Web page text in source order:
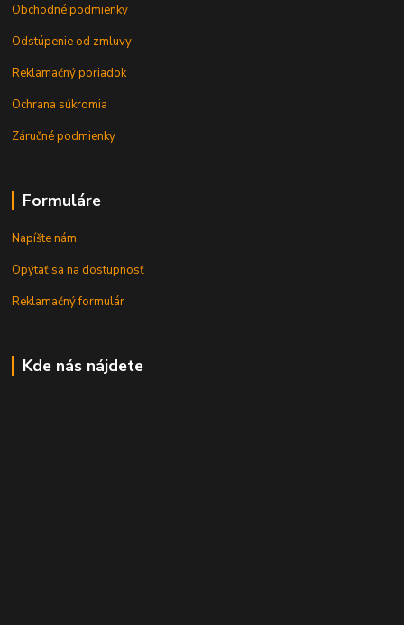
Obchodné podmienky
Odstúpenie od zmluvy
Reklamačný poriadok
Ochrana súkromia
Záručné podmienky
Formuláre
Napíšte nám
Opýtať sa na dostupnosť
Reklamačný formulár
Kde nás nájdete